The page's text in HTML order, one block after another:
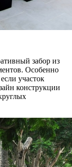
забор из
Особенно
участок
конструкции